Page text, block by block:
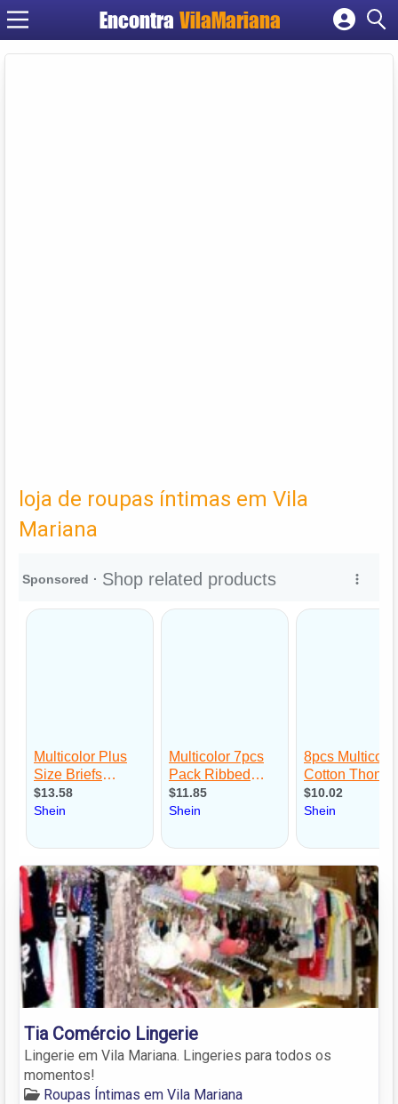
EncontraVilaMariana
Cadastrar empresa
loja de roupas íntimas em Vila
Mariana
Tia Comércio Lingerie
Lingerie em Vila Mariana. Lingeries para todos os
momentos!
Roupas Íntimas em Vila Mariana